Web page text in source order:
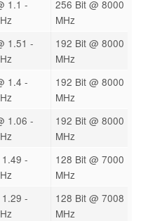
1.1 -
256 Bit @ 8000
MHz
1.51 -
192 Bit @ 8000
MHz
1.4 -
192 Bit @ 8000
MHz
1.06 -
192 Bit @ 8000
MHz
-
128 Bit @ 7000
MHz
-
128 Bit @ 7008
MHz